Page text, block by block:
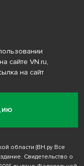
сайте VN.ru,
на сайт
области (ВН.ру Все
Свидетельство о